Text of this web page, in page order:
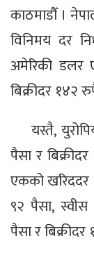
काठमाडौँ ।
विनिमय दर
अमेरिकी डलर
बिक्रीदर १४२
यस्तै,
पैसा र
एकको खरिददर
९२ पैसा,
पैसा र